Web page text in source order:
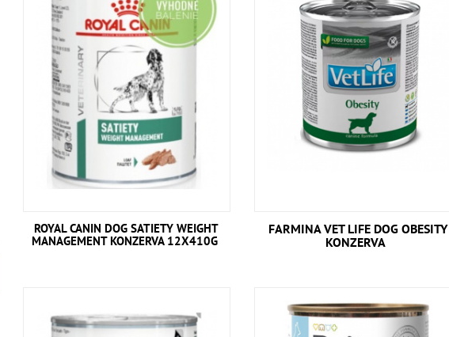
ROYAL CANIN DOG SATIETY WEIGHT
MANAGEMENT KONZERVA 12X410G
FARMINA VET LIFE DOG OBESITY
KONZERVA